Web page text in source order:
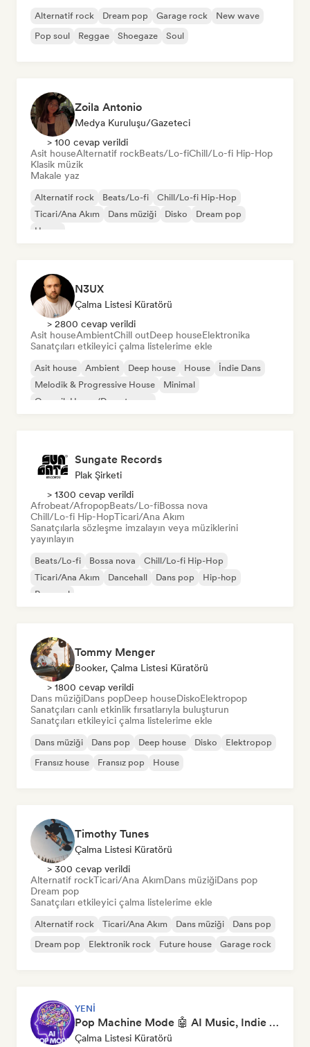
Alternatif rock Dream pop Garage rock
New wave
Pop soul
Reggae Shoegaze Soul
Zoila Antonio
Medya Kuruluşu/Gazeteci
> 100 cevap verildi
Asit houseAlternatif rockBeats/Lo-fiChill/Lo-fi Hip-Hop
Klasik müzik
Makale yaz
Alternatif rock Beats/Lo-fi
Chill/Lo-fi Hip-Hop
Ticari/Ana Akım
Dans müziği Disko
Dream pop
House
N3UX
Çalma Listesi Küratörü
> 2800 cevap verildi
Asit houseAmbientChill outDeep houseElektronika
Sanatçıları etkileyici çalma listelerime ekle
Asit house Ambient Deep house House
İndie Dans
Melodik & Progressive House
Minimal
Organik House/Downtempo
Sungate Records
Plak Şirketi
> 1300 cevap verildi
Afrobeat/AfropopBeats/Lo-fiBossa nova
Chill/Lo-fi Hip-HopTicari/Ana Akım
Sanatçılarla sözleşme imzalayın veya müziklerini
yayınlayın
Beats/Lo-fi Bossa nova
Chill/Lo-fi Hip-Hop
Ticari/Ana Akım
Dancehall Dans pop
Hip-hop
Pop soul
Tommy Menger
Booker, Çalma Listesi Küratörü
> 1800 cevap verildi
Dans müziğiDans popDeep houseDiskoElektropop
Sanatçıları canlı etkinlik fırsatlarıyla buluşturun
Sanatçıları etkileyici çalma listelerime ekle
Dans müziği Dans pop Deep house Disko
Elektropop
Fransız house
Fransız pop House
Timothy Tunes
Çalma Listesi Küratörü
> 300 cevap verildi
Alternatif rockTicari/Ana AkımDans müziğiDans pop
Dream pop
Sanatçıları etkileyici çalma listelerime ekle
Alternatif rock Ticari/Ana Akım Dans müziği
Dans pop
Dream pop
Elektronik rock Future house Garage rock
YENI
Pop Machine Mode 🤖 AI Music, Indie Pop & Dream Pop
Çalma Listesi Küratörü